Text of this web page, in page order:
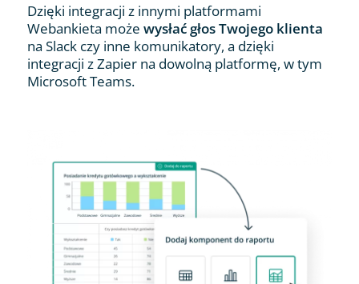
Dzięki integracji z innymi platformami
Webankieta może wysłać głos Twojego klienta
na Slack czy inne komunikatory, a dzięki
integracji z Zapier na dowolną platformę, w tym
Microsoft Teams.